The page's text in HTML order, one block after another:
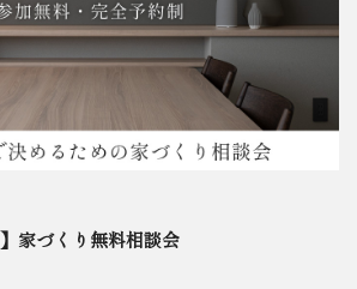
家づくり無料相談会